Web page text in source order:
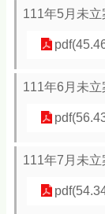
111年5月未
111年6月未
111年7月未